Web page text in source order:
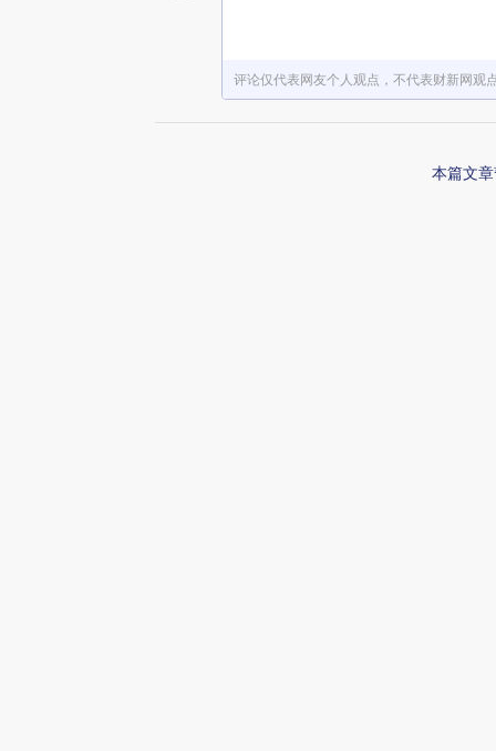
评论仅代表网友个人观点，不代表财新网观
本篇文